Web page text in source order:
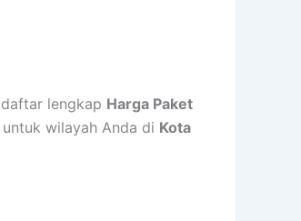
lengkap Harga Paket
wilayah Anda di Kota